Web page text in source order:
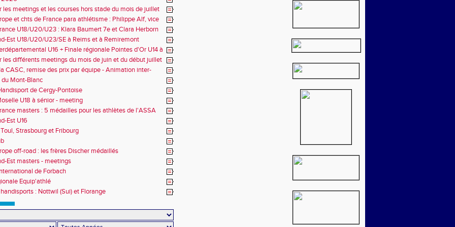
les meetings et les courses hors stade du mois de juillet
et chts de France para athlétisme : Philippe Alf, vice
et multiples médaillés aux France
U18/U20/U23 : Klara Baumert 7e et Clara Herborn
Est U18/U20/U23/SE à Reims et à Remiremont
U16 + Finale régionale Pointes d'Or U14 à
les différents meetings du mois de juin et du début juillet
CASC, remise des prix par équipe - Animation inter-
Mont-Blanc
de Cergy-Pontoise
U18 à sénior - meeting
masters : 5 médailles pour les athlètes de l'ASSA
Est U16
Strasbourg et Fribourg
off-road : les frères Discher médaillés
Est masters - meetings
de Forbach
Equip'athlé
: Nottwil (Sui) et Florange